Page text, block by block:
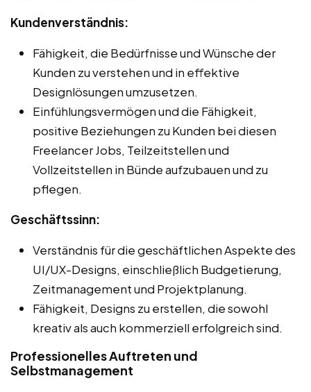
Kundenverständnis:
Fähigkeit, die Bedürfnisse und Wünsche der
Kunden zu verstehen und in effektive
Designlösungen umzusetzen.
Einfühlungsvermögen und die Fähigkeit,
positive Beziehungen zu Kunden bei diesen
Freelancer Jobs, Teilzeitstellen und
Vollzeitstellen in Bünde aufzubauen und zu
pflegen.
Geschäftssinn:
Verständnis für die geschäftlichen Aspekte des
UI/UX-Designs, einschließlich Budgetierung,
Zeitmanagement und Projektplanung.
Fähigkeit, Designs zu erstellen, die sowohl
kreativ als auch kommerziell erfolgreich sind.
Professionelles Auftreten und
Selbstmanagement